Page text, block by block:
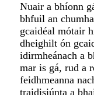
Nuair a bhíonn
bhfuil an
gcaidéal mótair
dheighilt ón
idirmheánach a
mar is gá, rud a
feidhmeanna
traidisiúnta a